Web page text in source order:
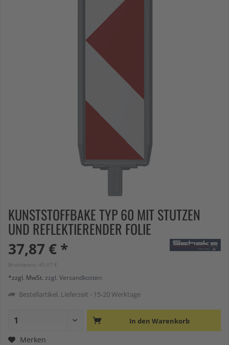
KUNSTSTOFFBAKE TYP 60 MIT STUTZEN
UND REFLEKTIERENDER FOLIE
37,87 € *
Bruttopreis: 45,07 €
*zzgl. MwSt. zzgl. Versandkosten
Bestellartikel. Lieferzeit - 15-20 Werktage
In den Warenkorb
Merken